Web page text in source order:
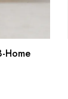
Home